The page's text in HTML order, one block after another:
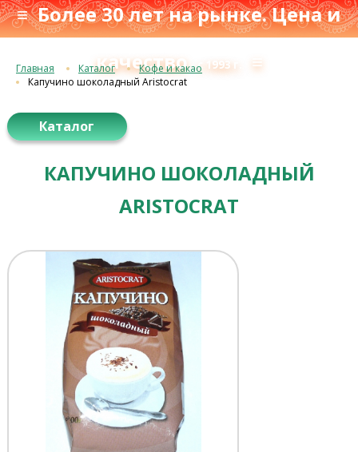
≡ Более 30 лет на рынке. Цена и
качествос 1993 г. ≡
Главная Каталог
Кофе и какао
Капучино шоколадный Aristocrat
Каталог
КАПУЧИНО ШОКОЛАДНЫЙ
ARISTOCRAT